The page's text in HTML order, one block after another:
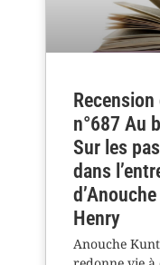
n°687 Au
Sur les
dans
Henry
Anouche